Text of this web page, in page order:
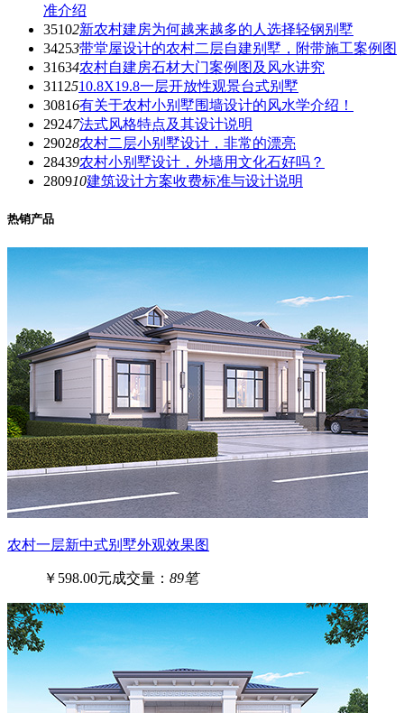
准介绍
35102新农村建房为何越来越多的人选择轻钢别墅
34253带堂屋设计的农村二层自建别墅，附带施工案例图
31634农村自建房石材大门案例图及风水讲究
3112510.8X19.8一层开放性观景台式别墅
30816有关于农村小别墅围墙设计的风水学介绍！
29247法式风格特点及其设计说明
29028农村二层小别墅设计，非常的漂亮
28439农村小别墅设计，外墙用文化石好吗？
280910建筑设计方案收费标准与设计说明
热销产品
农村一层新中式别墅外观效果图
￥598.00元成交量： 89笔